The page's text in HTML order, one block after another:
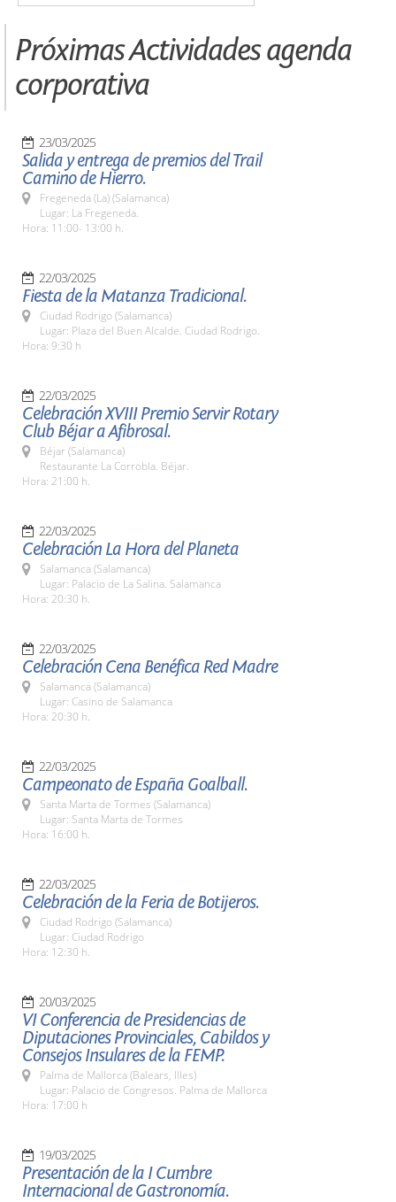
Próximas Actividades agenda
corporativa
23/03/2025
Salida y entrega de premios del Trail
Camino de Hierro.
Fregeneda (La) (Salamanca)
Lugar: La Fregeneda.
Hora: 11:00- 13:00 h.
22/03/2025
Fiesta de la Matanza Tradicional.
Ciudad Rodrigo (Salamanca)
Lugar: Plaza del Buen Alcalde. Ciudad Rodrigo.
Hora: 9:30 h
22/03/2025
Celebración XVIII Premio Servir Rotary
Club Béjar a Afibrosal.
Béjar (Salamanca)
Restaurante La Corrobla. Béjar.
Hora: 21:00 h.
22/03/2025
Celebración La Hora del Planeta
Salamanca (Salamanca)
Lugar: Palacio de La Salina. Salamanca
Hora: 20:30 h.
22/03/2025
Celebración Cena Benéfica Red Madre
Salamanca (Salamanca)
Lugar: Casino de Salamanca
Hora: 20:30 h.
22/03/2025
Campeonato de España Goalball.
Santa Marta de Tormes (Salamanca)
Lugar: Santa Marta de Tormes
Hora: 16:00 h.
22/03/2025
Celebración de la Feria de Botijeros.
Ciudad Rodrigo (Salamanca)
Lugar: Ciudad Rodrigo
Hora: 12:30 h.
20/03/2025
VI Conferencia de Presidencias de
Diputaciones Provinciales, Cabildos y
Consejos Insulares de la FEMP.
Palma de Mallorca (Balears, Illes)
Lugar: Palacio de Congresos. Palma de Mallorca
Hora: 17:00 h
19/03/2025
Presentación de la I Cumbre
Internacional de Gastronomía.